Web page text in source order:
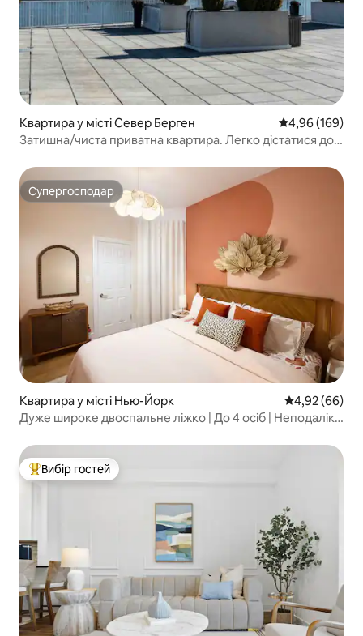
Квартира у місті Север Берген Середня
4,96 (169)
Затишна/чиста приватна квартира. Легко дістатися до
Супергосподар
Супергосподар
Квартира у місті Нью-Йорк Середня
4,92 (66)
Дуже широке двоспальне ліжко | До 4 осіб | Неподалік
Топ вибір гостей
Вибір гостей